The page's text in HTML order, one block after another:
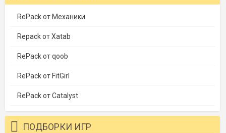
RePack от Механики
Repack от Xatab
RePack от qoob
RePack от FitGirl
RePack от Catalyst
ПОДБОРКИ ИГР